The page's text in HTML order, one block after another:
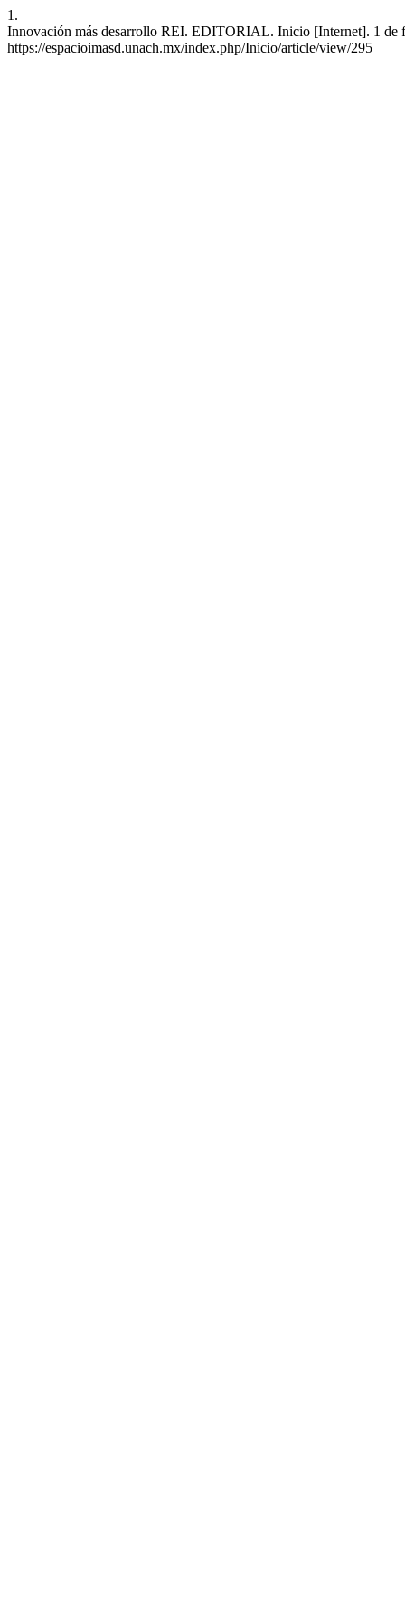
1.
Innovación más desarrollo REI. EDITORIAL. Inicio [Internet]. 1 de
https://espacioimasd.unach.mx/index.php/Inicio/article/view/295